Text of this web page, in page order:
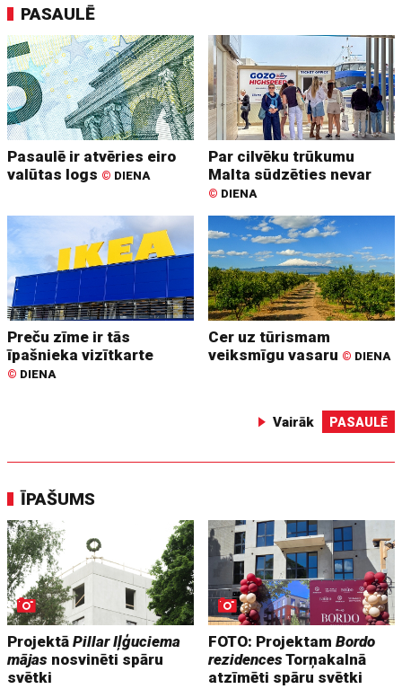
PASAULĒ
Pasaulē ir atvēries eiro
valūtas logs © DIENA
Par cilvēku trūkumu
Malta sūdzēties nevar
© DIENA
Preču zīme ir tās
īpašnieka vizītkarte
© DIENA
Cer uz tūrismam
veiksmīgu vasaru © DIENA
Vairāk PASAULĒ
ĪPAŠUMS
ProjektāPillar Iļģuciema
mājas nosvinēti spāru
svētki
FOTO: ProjektamBordo
rezidencesTorņakalnā
atzīmēti spāru svētki